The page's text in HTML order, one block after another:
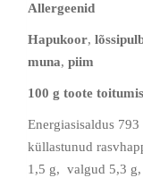
Allergeenid
Hapukoor,
muna, piim
100 g toote
Energiasisaldus
küllastunud
1,5 g, valgud 5,3 g,